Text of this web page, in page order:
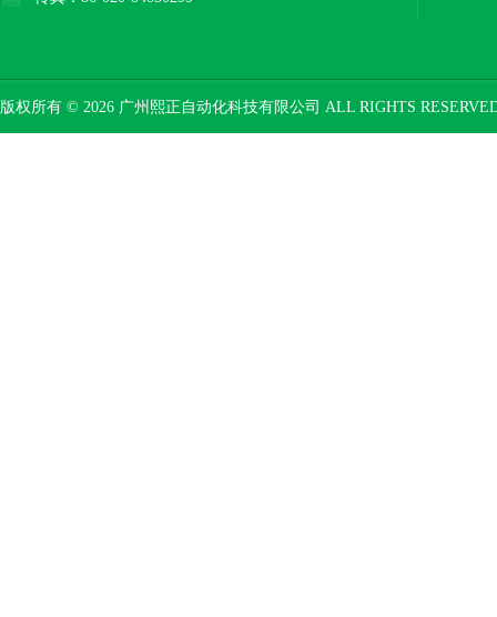
版权所有 © 2026 广州熙正自动化科技有限公司 ALL RIGHTS